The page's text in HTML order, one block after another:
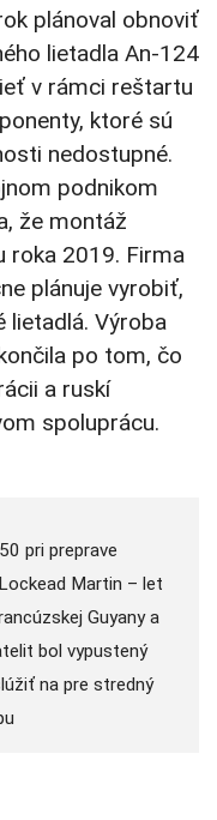
plánoval obnoviť
lietadla An-124
v rámci reštartu
ktoré sú
nedostupné.
podnikom
že montáž
roka 2019. Firma
plánuje vyrobiť,
lietadlá. Výroba
po tom, čo
a ruskí
spoluprácu.
pri preprave
Martin – let
Guyany a
bol vypustený
na pre stredný